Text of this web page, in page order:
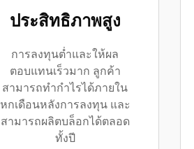
ประสิทธิภาพสูง
การลงทุนต่ำและให้ผล
ตอบแทนเร็วมาก ลูกค้า
สามารถทำกำไรได้ภายใน
หกเดือนหลังการลงทุน และ
สามารถผลิตบล็อกได้ตลอด
ทั้งปี